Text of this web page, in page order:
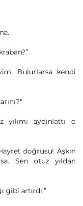
Bulurlarsa kendi
aydınlattı o
doğrusu! Aşkın
Sen otuz yıldan
gibi artırdı.”